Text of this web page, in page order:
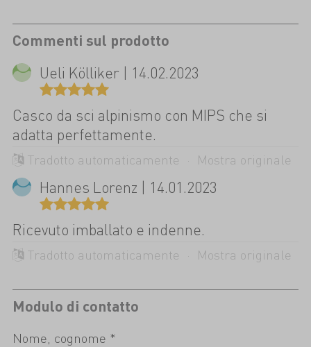
Commenti sul prodotto
Ueli Kölliker | 14.02.2023
Casco da sci alpinismo con MIPS che si
adatta perfettamente.
Tradotto automaticamente · Mostra originale
Hannes Lorenz | 14.01.2023
Ricevuto imballato e indenne.
Tradotto automaticamente · Mostra originale
Modulo di contatto
Nome, cognome *